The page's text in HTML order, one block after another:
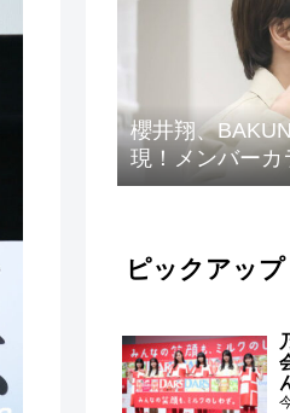
櫻井翔、
現！メンバー
想を得たデザイ
ピックアップ